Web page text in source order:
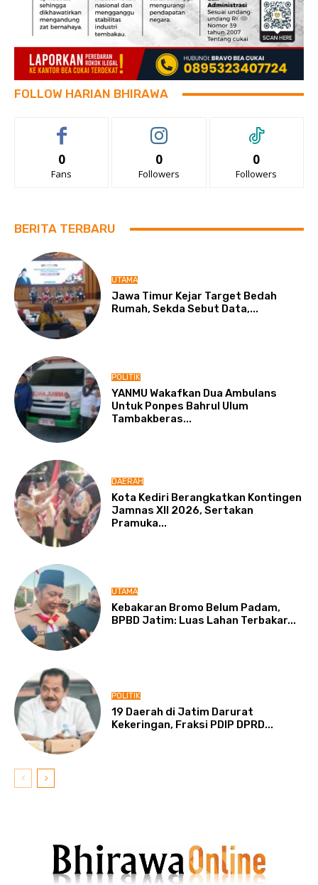
FOLLOW HARIAN BHIRAWA
0
Fans
0
Followers
0
Followers
BERITA TERBARU
UTAMA
Jawa Timur Kejar Target Bedah
Rumah, Sekda Sebut Data,...
POLITIK
YANMU Wakafkan Dua Ambulans
Untuk Ponpes Bahrul Ulum
Tambakberas...
DAERAH
Kota Kediri Berangkatkan Kontingen
Jamnas XII 2026, Sertakan
Pramuka...
UTAMA
Kebakaran Bromo Belum Padam,
BPBD Jatim: Luas Lahan Terbakar...
POLITIK
19 Daerah di Jatim Darurat
Kekeringan, Fraksi PDIP DPRD...